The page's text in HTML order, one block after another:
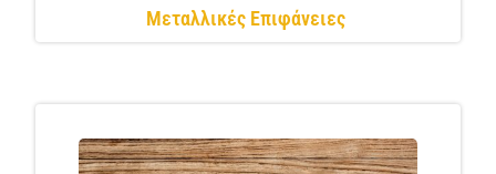
Μεταλλικές Επιφάνειες